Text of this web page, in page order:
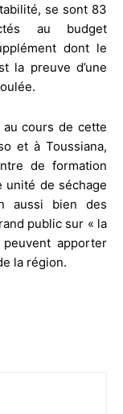
se sont 83
au budget
dont le
la preuve d’une
cours de cette
et à Toussiana,
de formation
unité de séchage
aussi bien des
public sur « la
apporter
la région.